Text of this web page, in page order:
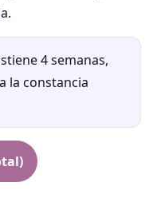
4 semanas,
la constancia